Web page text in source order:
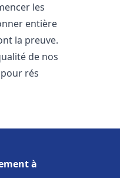
les
entière
la preuve.
de nos
pour rés
à